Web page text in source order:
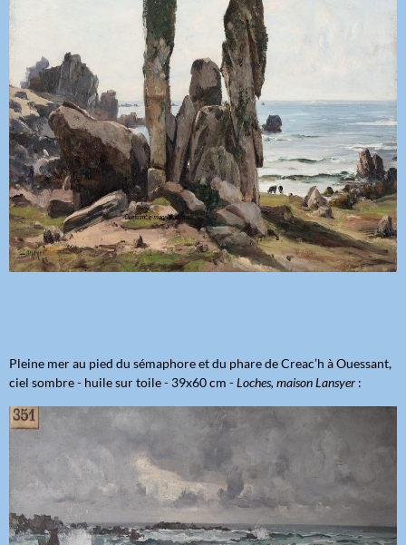
Pleine mer au pied du sémaphore et du phare de Creac’h à Ouessant,
ciel sombre - huile sur toile - 39x60 cm -Loches, maison Lansyer :